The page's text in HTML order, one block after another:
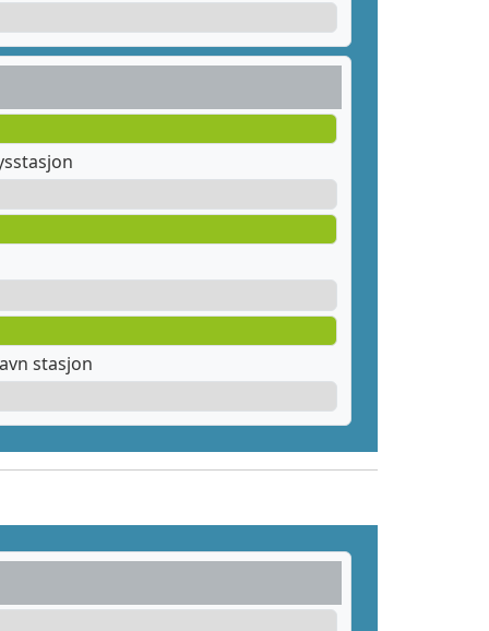
stasjon